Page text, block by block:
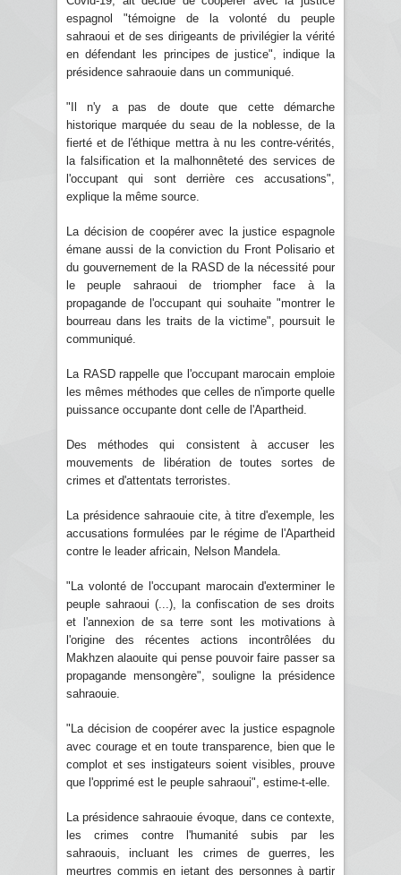
espagnol "témoigne de la volonté du peuple
sahraoui et de ses dirigeants de privilégier la vérité
en défendant les principes de justice", indique la
présidence sahraouie dans un communiqué.
"Il n'y a pas de doute que cette démarche
historique marquée du seau de la noblesse, de la
fierté et de l'éthique mettra à nu les contre-vérités,
la falsification et la malhonnêteté des services de
l'occupant qui sont derrière ces accusations",
explique la même source.
La décision de coopérer avec la justice espagnole
émane aussi de la conviction du Front Polisario et
du gouvernement de la RASD de la nécessité pour
le peuple sahraoui de triompher face à la
propagande de l'occupant qui souhaite "montrer le
bourreau dans les traits de la victime", poursuit le
communiqué.
La RASD rappelle que l'occupant marocain emploie
les mêmes méthodes que celles de n'importe quelle
puissance occupante dont celle de l'Apartheid.
Des méthodes qui consistent à accuser les
mouvements de libération de toutes sortes de
crimes et d'attentats terroristes.
La présidence sahraouie cite, à titre d'exemple, les
accusations formulées par le régime de l'Apartheid
contre le leader africain, Nelson Mandela.
"La volonté de l'occupant marocain d'exterminer le
peuple sahraoui (...), la confiscation de ses droits
et l'annexion de sa terre sont les motivations à
l'origine des récentes actions incontrôlées du
Makhzen alaouite qui pense pouvoir faire passer sa
propagande mensongère", souligne la présidence
sahraouie.
"La décision de coopérer avec la justice espagnole
avec courage et en toute transparence, bien que le
complot et ses instigateurs soient visibles, prouve
que l'opprimé est le peuple sahraoui", estime-t-elle.
La présidence sahraouie évoque, dans ce contexte,
les crimes contre l'humanité subis par les
sahraouis, incluant les crimes de guerres, les
meurtres commis en jetant des personnes à partir